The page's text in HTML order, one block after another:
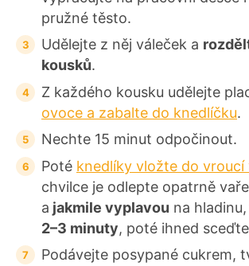
pružné těsto.
Udělejte z něj váleček a
kousků.
Z každého kousku udělejte
ovoce a zabalte do knedlíčku.
Nechte 15 minut odpočinout.
Poté knedlíky vložte do vroucí
chvilce je odlepte opatrně
a jakmile vyplavou na hladinu,
2–3 minuty, poté ihned
Podávejte posypané cukrem,